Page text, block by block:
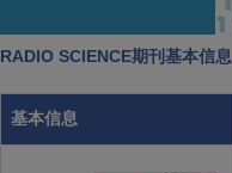
RADIO SCIENCE期刊基本信息
基本信息